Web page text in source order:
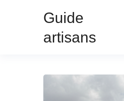
Guide
artisans